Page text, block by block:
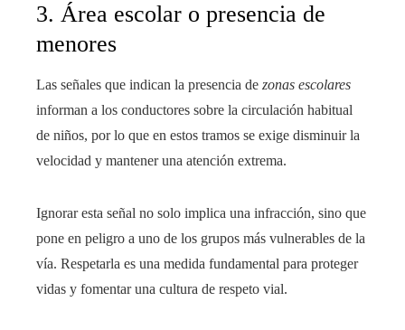
3. Área escolar o presencia de
menores
Las señales que indican la presencia de zonas escolares
informan a los conductores sobre la circulación habitual
de niños, por lo que en estos tramos se exige disminuir la
velocidad y mantener una atención extrema.
Ignorar esta señal no solo implica una infracción, sino que
pone en peligro a uno de los grupos más vulnerables de la
vía. Respetarla es una medida fundamental para proteger
vidas y fomentar una cultura de respeto vial.